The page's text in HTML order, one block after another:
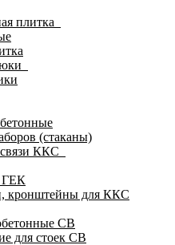
плитка
(стаканы)
ККС
ГЕК
кронштейны для ККС
СВ
для стоек СВ